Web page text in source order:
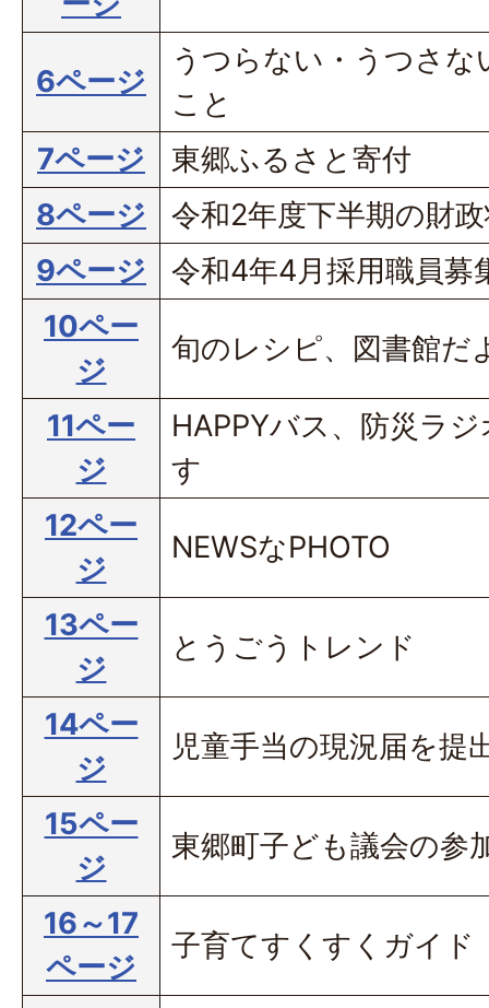
6ページ
うつらない・うつさ
こと
7ページ
東郷ふるさと寄付
8ページ
令和2年度下半期の財
9ページ
令和4年4月採用職員募
10ペー
ジ
旬のレシピ、図書館だ
11ペー
ジ
HAPPYバス、防災ラ
す
12ペー
ジ
NEWSなPHOTO
13ペー
ジ
とうごうトレンド
14ペー
ジ
児童手当の現況届を提
15ペー
ジ
東郷町子ども議会の参
16～17
ページ
子育てすくすくガイド